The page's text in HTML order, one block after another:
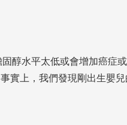
醇水平太低或會增加癌症
實上，我們發現剛出生嬰